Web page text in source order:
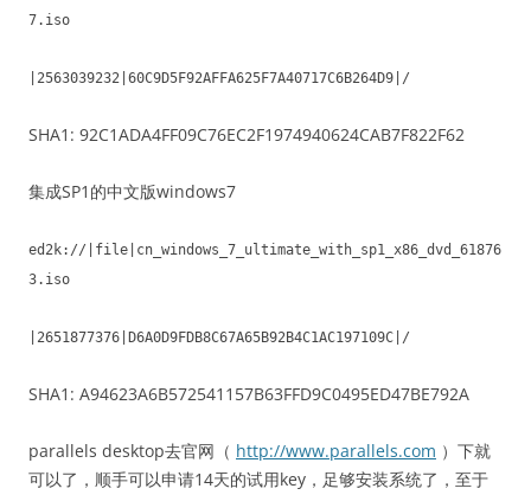
7.iso
|2563039232|60C9D5F92AFFA625F7A40717C6B264D9|/
SHA1: 92C1ADA4FF09C76EC2F1974940624CAB7F822F62
集成SP1的中文版windows7
ed2k://|file|cn_windows_7_ultimate_with_sp1_x86_dvd_61876
3.iso
|2651877376|D6A0D9FDB8C67A65B92B4C1AC197109C|/
SHA1: A94623A6B572541157B63FFD9C0495ED47BE792A
parallels desktop去官网（ http://www.parallels.com ）下就
可以了，顺手可以申请14天的试用key，足够安装系统了，至于